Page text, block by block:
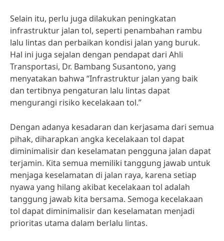
Selain itu, perlu juga dilakukan peningkatan
infrastruktur jalan tol, seperti penambahan rambu
lalu lintas dan perbaikan kondisi jalan yang buruk.
Hal ini juga sejalan dengan pendapat dari Ahli
Transportasi, Dr. Bambang Susantono, yang
menyatakan bahwa “Infrastruktur jalan yang baik
dan tertibnya pengaturan lalu lintas dapat
mengurangi risiko kecelakaan tol.”
Dengan adanya kesadaran dan kerjasama dari semua
pihak, diharapkan angka kecelakaan tol dapat
diminimalisir dan keselamatan pengguna jalan dapat
terjamin. Kita semua memiliki tanggung jawab untuk
menjaga keselamatan di jalan raya, karena setiap
nyawa yang hilang akibat kecelakaan tol adalah
tanggung jawab kita bersama. Semoga kecelakaan
tol dapat diminimalisir dan keselamatan menjadi
prioritas utama dalam berlalu lintas.